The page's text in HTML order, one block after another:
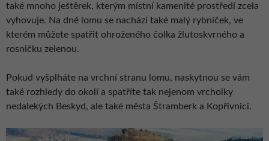
také mnoho ještěrek, kterým místní kamenité prostředí zcela
vyhovuje. Na dně lomu se nachází také malý rybníček, ve
kterém můžete spatřit ohroženého čolka žlutoskvrného a
rosničku zelenou.
Pokud vyšplháte na vrchní stranu lomu, naskytnou se vám
také rozhledy do okolí a spatříte tak nejenom vrcholky
nedalekých Beskyd, ale také města Štramberk a Kopřivnici.